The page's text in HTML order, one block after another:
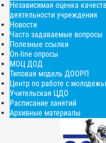
Независимая оценка
деятельности учреждения
Новости
Часто задаваемые вопросы
Полезные ссылки
On-line опросы
МОЦ ДОД
Типовая модель ДООРП
Центр по работе с
Учительская ЦДО
Расписание занятий
Архивные материалы